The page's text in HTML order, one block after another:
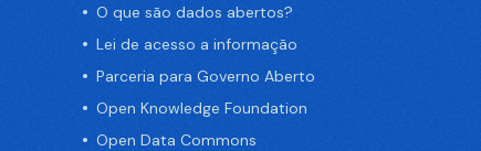
O que são dados abertos?
Lei de acesso a informação
Parceria para Governo Aberto
Open Knowledge Foundation
Open Data Commons